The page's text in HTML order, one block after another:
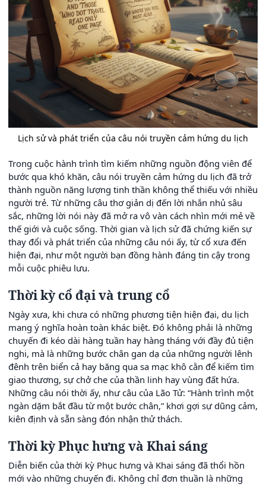
Lịch sử và phát triển của câu nói truyền cảm hứng du lịch
Trong cuộc hành trình tìm kiếm những nguồn động viên để
bước qua khó khăn, câu nói truyền cảm hứng du lịch đã trở
thành nguồn năng lượng tinh thần không thể thiếu với nhiều
người trẻ. Từ những câu thơ giản dị đến lời nhắn nhủ sâu
sắc, những lời nói này đã mở ra vô vàn cách nhìn mới mẻ về
thế giới và cuộc sống. Thời gian và lịch sử đã chứng kiến sự
thay đổi và phát triển của những câu nói ấy, từ cổ xưa đến
hiện đại, như một người bạn đồng hành đáng tin cậy trong
mỗi cuộc phiêu lưu.
Thời kỳ cổ đại và trung cổ
Ngày xưa, khi chưa có những phương tiện hiện đại, du lịch
mang ý nghĩa hoàn toàn khác biệt. Đó không phải là những
chuyến đi kéo dài hàng tuần hay hàng tháng với đầy đủ tiện
nghi, mà là những bước chân gan dạ của những người lênh
đênh trên biển cả hay băng qua sa mạc khô cằn để kiếm tìm
giao thương, sự chở che của thần linh hay vùng đất hứa.
Những câu nói thời ấy, như câu của Lão Tử: “Hành trình một
ngàn dặm bắt đầu từ một bước chân,” khơi gợi sự dũng cảm,
kiên định và sẵn sàng đón nhận thử thách.
Thời kỳ Phục hưng và Khai sáng
Diễn biến của thời kỳ Phục hưng và Khai sáng đã thổi hồn
mới vào những chuyến đi. Không chỉ đơn thuần là những